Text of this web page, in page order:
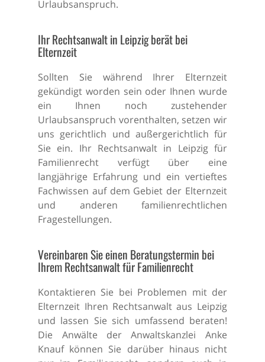
Urlaubsanspruch.
Ihr Rechtsanwalt in Leipzig berät bei
Elternzeit
Sollten Sie während Ihrer Elternzeit
gekündigt worden sein oder Ihnen wurde
ein Ihnen noch zustehender
Urlaubsanspruch vorenthalten, setzen wir
uns gerichtlich und außergerichtlich für
Sie ein. Ihr Rechtsanwalt in Leipzig für
Familienrecht verfügt über eine
langjährige Erfahrung und ein vertieftes
Fachwissen auf dem Gebiet der Elternzeit
und anderen familienrechtlichen
Fragestellungen.
Vereinbaren Sie einen Beratungstermin bei
Ihrem Rechtsanwalt für Familienrecht
Kontaktieren Sie bei Problemen mit der
Elternzeit Ihren Rechtsanwalt aus Leipzig
und lassen Sie sich umfassend beraten!
Die Anwälte der Anwaltskanzlei Anke
Knauf können Sie darüber hinaus nicht